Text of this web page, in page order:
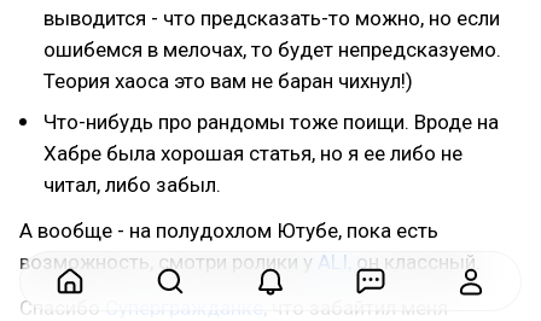
выводится - что предсказать-то можно, но если
ошибемся в мелочах, то будет непредсказуемо.
Теория хаоса это вам не баран чихнул!)
Что-нибудь про рандомы тоже поищи. Вроде на
Хабре была хорошая статья, но я ее либо не
читал, либо забыл.
А вообще - на полудохлом Ютубе, пока есть
возможность, смотри ролики у ALI, он классный.
Спасибо Супергражданке , что забайтил меня